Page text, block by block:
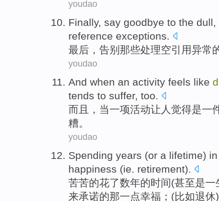
youdao
Finally, say goodbye to the dull,
reference exceptions.
最后 ， 告别 那些处理空引用异常
youdao
And when an activity feels like
tends to suffer, too.
而且
， 当一项活动让人 觉得是一
糟。
youdao
Spending years (or a lifetime)
happiness (ie. retirement).
苦苦的花了数年的时间(甚至是一
来承诺的那一点幸福 ；(比如退休